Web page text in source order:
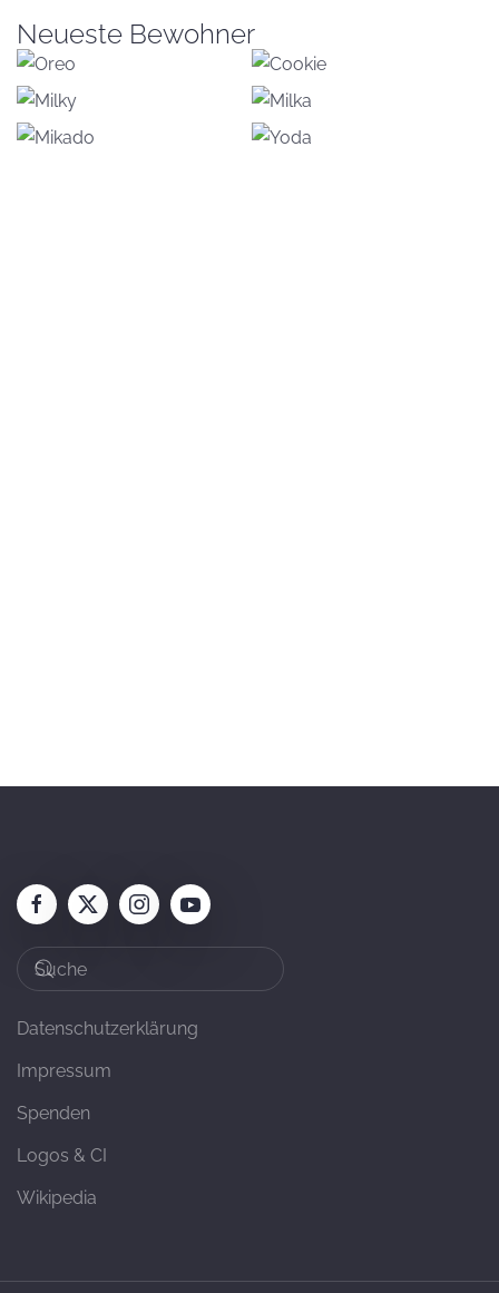
Neueste Bewohner
Datenschutzerklärung
Impressum
Spenden
Logos & CI
Wikipedia